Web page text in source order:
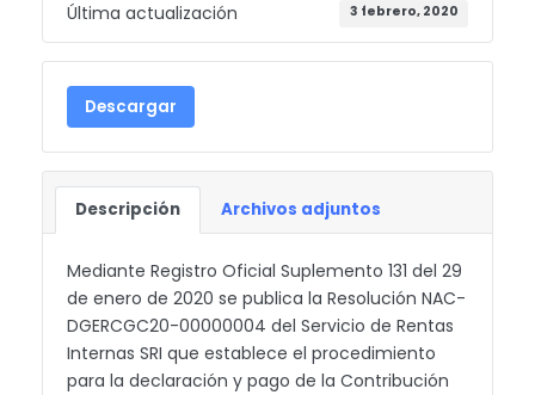
Última actualización 3 febrero, 2020
Descargar
Descripción Archivos adjuntos
Mediante Registro Oficial Suplemento 131 del 29
de enero de 2020 se publica la Resolución NAC-
DGERCGC20-00000004 del Servicio de Rentas
Internas SRI que establece el procedimiento
para la declaración y pago de la Contribución